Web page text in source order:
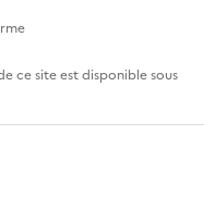
ce site est disponible sous